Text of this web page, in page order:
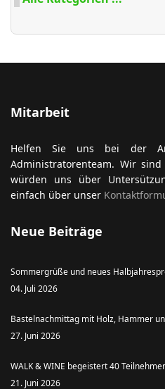
Mitarbeit
Helfen Sie uns bei der
Administratorenteam. Wir
würden uns über
einfach über unser
Neue Beiträge
Sommergrüße und neues
04. Juli 2026
Bastelnachmittag mit Holz, Hammer
27. Juni 2026
WALK & WINE begeistert 40 Teilnehmer
21. Juni 2026